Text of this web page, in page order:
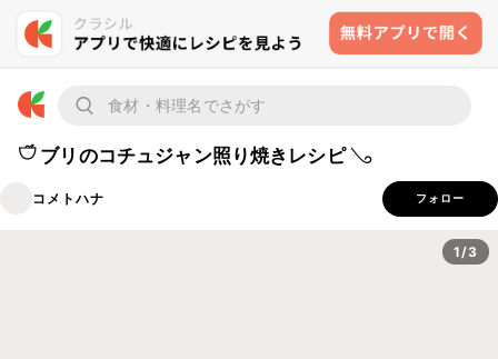
𓎩 ブリのコチュジャン照り焼きレシピ 𓂅
コメトハナ フォロー
1/3